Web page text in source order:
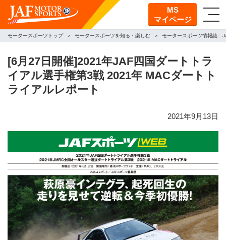
MS
マイページ
モータースポーツトップ モータースポーツを知る・楽しむ モータースポーツ情報誌：
[6月27日開催]2021年JAF四国ダートトラ
イアル選手権第3戦 2021年 MACダートト
ライアルレポート
2021年9月13日